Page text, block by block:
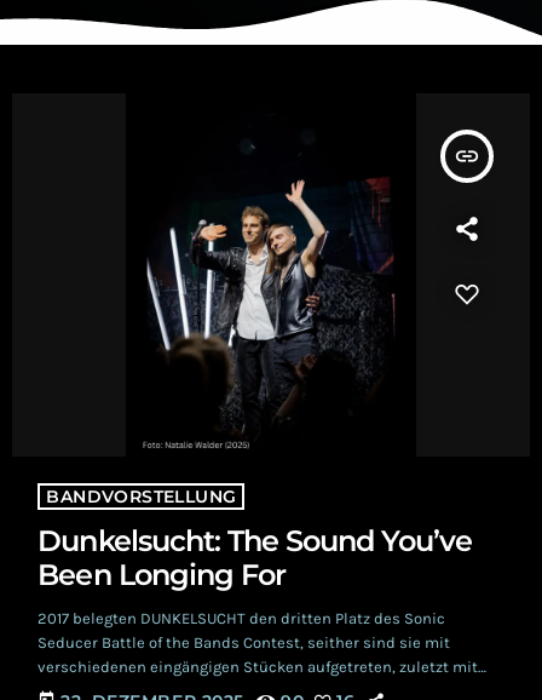
insert_link
BANDVORSTELLUNG
Dunkelsucht: The Sound You’ve
Been Longing For
2017 belegten DUNKELSUCHT den dritten Platz des Sonic
Seducer Battle of the Bands Contest, seither sind sie mit
verschiedenen eingängigen Stücken aufgetreten, zuletzt mit
„Escalate“. 2025 waren Dunkelsucht auf Tour mit Blutengel,